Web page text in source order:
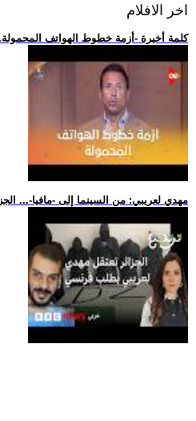
اخر الافلام
.. كلمة أخيرة -أزمة خطوط الهواتف
.. مهدي لعريبي: من السينما إلى -مافيا-...